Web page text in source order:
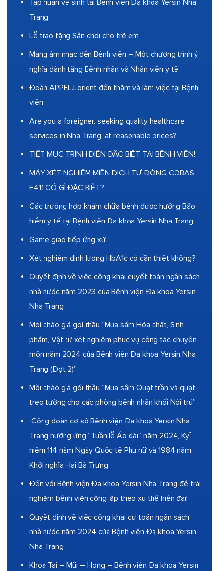
Tập huấn vệ sinh tại Bệnh viện Đa khoa Yersin Nha
Trang
Lễ trao tặng Sân chơi cho trẻ em
Mang âm nhạc đến Bệnh viện – Một chương trình ý
nghĩa dành tặng Bệnh nhân và Nhân viên y tế
Đoàn APPEL.Lorient đến thăm và làm việc tại Bệnh
viện
Are you a foreigner, seeking quality healthcare
services in Nha Trang, at reasonable prices?
TIẾT MỤC TRÌNH DIỄN ĐẶC BIỆT TẠI BỆNH VIỆN!
MÁY XÉT NGHIỆM MIỄN DỊCH TỰ ĐỘNG COBAS
E411 CÓ GÌ ĐẶC BIỆT?
Các trường hợp khám chữa bệnh được hưởng Bảo
hiểm y tế tại Bệnh viện Đa khoa Yersin Nha Trang
Game giao tiếp ứng xử
Xét nghiệm định lượng HbA1c có cần thiết không?
Quyết định về việc công khai quyết toán ngân sách
nhà nước năm 2023 của Bệnh viện Đa khoa Yersin
Nha Trang
Mời chào giá gói thầu “Mua sắm Hóa chất, Sinh
phẩm, Vật tư xét nghiệm phục vụ công tác chuyên
môn năm 2024 của Bệnh viện Đa khoa Yersin Nha
Trang (Đợt 2)”
Mời chào giá gói thầu “Mua sắm Quạt trần và quạt
treo tường cho các phòng bệnh nhân khối Nội trú”
Công đoàn cơ sở Bệnh viện Đa khoa Yersin Nha
Trang hưởng ứng “Tuần lễ Áo dài” năm 2024, Kỷ
niệm 114 năm Ngày Quốc tế Phụ nữ và 1984 năm
Khởi nghĩa Hai Bà Trưng
Đến với Bệnh viện Đa khoa Yersin Nha Trang để trải
nghiệm bệnh viện công lập theo xu thế hiện đại!
Quyết định về việc công khai dự toán ngân sách
nhà nước năm 2024 của Bệnh viện Đa khoa Yersin
Nha Trang
Khoa Tai – Mũi – Họng – Bệnh viện Đa khoa Yersin